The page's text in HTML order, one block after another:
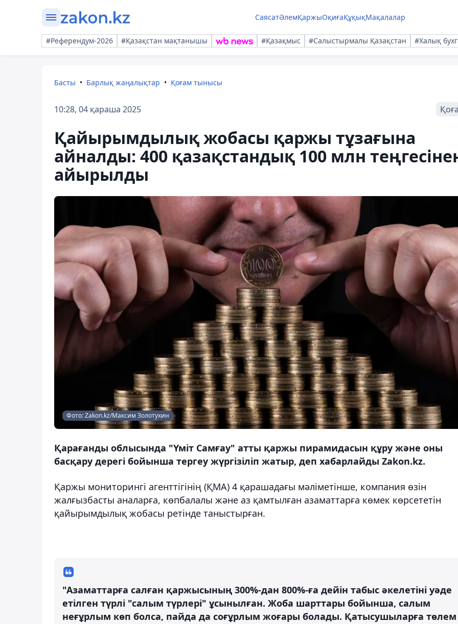
СаясатӘлемҚаржыОқиғаҚұқықМақалалар
#Референдум-2026 #Қазақстан мақтанышы #Қазақмыс #Салыстырмалы Қазақстан #Халық
Басты Барлық жаңалықтар Қоғам тынысы
10:28, 04 қараша 2025
Қайырымдылық жобасы қаржы тұзағына
айналды: 400 қазақстандық 100 млн
айырылды
Фото: Zakon.kz/Максим Золотухин
Қарағанды облысында "Үміт Самғау" атты қаржы пирамидасын құру және оны
басқару дерегі бойынша тергеу жүргізіліп жатыр, деп хабарлайды Zakon.kz.
Қаржы мониторингі агенттігінің (ҚМА) 4 қарашадағы мәліметінше, компания өзін
жалғызбасты аналарға, көпбалалы және аз қамтылған азаматтарға көмек көрсететін
қайырымдылық жобасы ретінде таныстырған.
"Азаматтарға салған қаржысының 300%-дан 800%-ға дейін табыс әкелетіні уәде
етілген түрлі "салым түрлері" ұсынылған. Жоба шарттары бойынша, салым
неғұрлым көп болса, пайда да соғұрлым жоғары болады. Қатысушыларға төлем